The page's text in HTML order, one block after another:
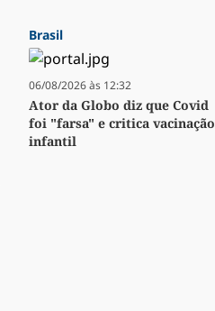
Brasil
06/08/2026 às 12:32
Ator da Globo diz que Covid
foi "farsa" e critica vacinação
infantil